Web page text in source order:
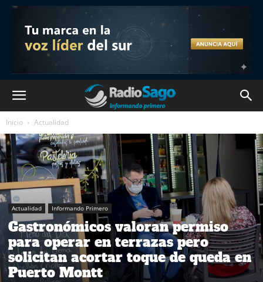
Inicio Actualidad
Actualidad Informando Primero
Gastronómicos valoran permiso
para operar en terrazas pero
solicitan acortar toque de queda en
Puerto Montt